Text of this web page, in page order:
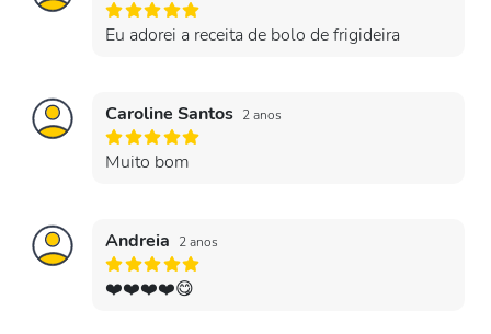
Eu adorei a receita de bolo de frigideira
Caroline Santos 2 anos
Muito bom
Andreia 2 anos
❤️❤️❤️❤️😋